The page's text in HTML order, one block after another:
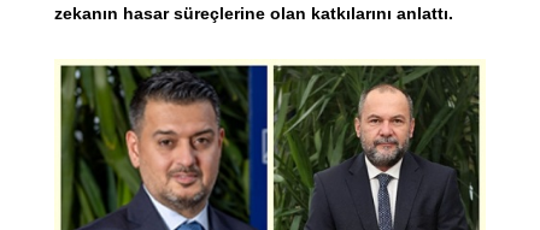
zekanın hasar süreçlerine olan katkılarını anlattı.